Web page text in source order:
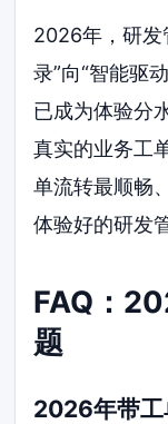
2026年，研发
录”向“智能驱
已成为体验分
真实的业务工
单流转最顺畅
体验好的研发
FAQ：
题
2026年带工